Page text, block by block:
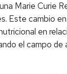
Marie Curie
Este cambio
en
el campo